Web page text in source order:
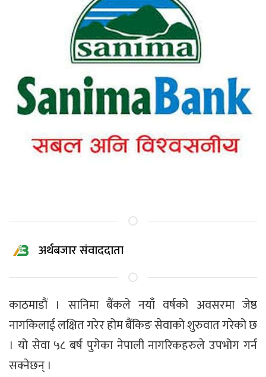
अर्थबजार संवाददाता
काठमाडौं । सानिमा बैंकले नयाँ वर्षको अवसरमा जेष्ठ
नागकिलाई लक्षित गरेर होम बैंकिङ सेवाको शुरुवात गरेको छ
। यो सेवा ५८ बर्ष पुगेका नेपाली नागरिकहरुले उपभोग गर्न
सक्नेछन् ।